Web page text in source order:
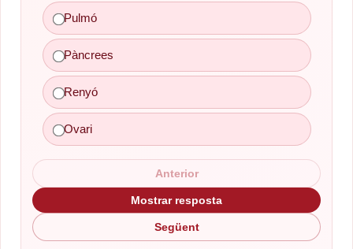
Pulmó
Pàncrees
Renyó
Ovari
Anterior
Mostrar resposta
Següent